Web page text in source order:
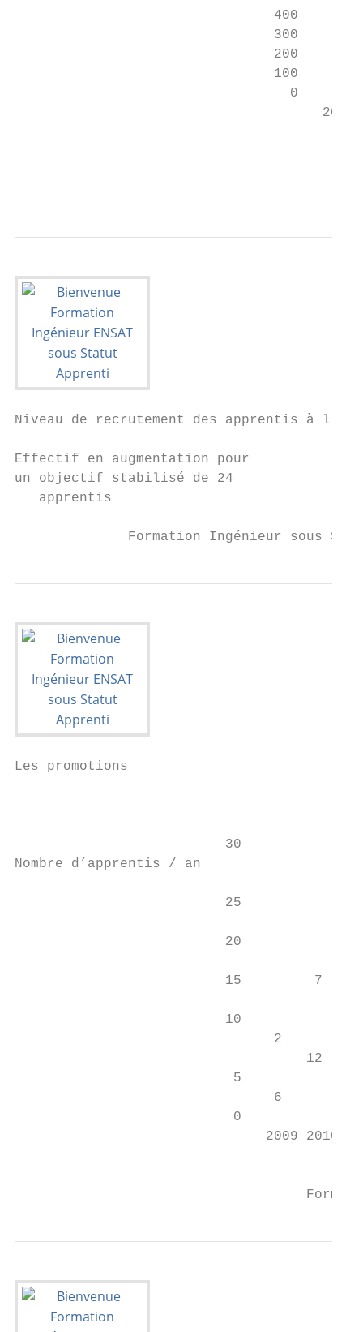
                                400
                                300
                                200
                                100
                                  0
Niveau de recrutement des apprentis à
Effectif en augmentation pour
un objectif stabilisé de 24
   apprentis
Formation Ingénieur sous
Les promotions
                          30
Nombre d’apprentis / an
                          25
20
                          15         7
10
2
12
5
                                6
                           0
2009 2010